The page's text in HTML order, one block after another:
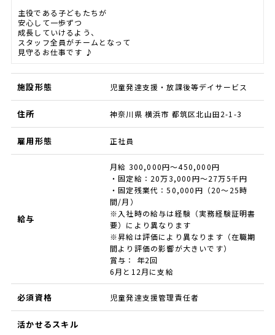
主役である子どもたちが
安心して一歩ずつ
成長していけるよう、
スタッフ全員がチームとなって
見守るお仕事です ♪
施設形態 児童発達支援・放課後等デイサービス
住所 神奈川県 横浜市 都筑区北山田2-1-3
雇用形態 正社員
給与
月給 300,000円～450,000円
・固定給：20万3,000円～27万5千円
・固定残業代：50,000円（20～25時
間/月）
※入社時の給与は経験（実務経験証明書
要）により異なります
※昇給は評価により異なります（在職期
間より評価の影響が大きいです）
賞与： 年2回
6月と12月に支給
必須資格 児童発達支援管理責任者
活かせるスキル